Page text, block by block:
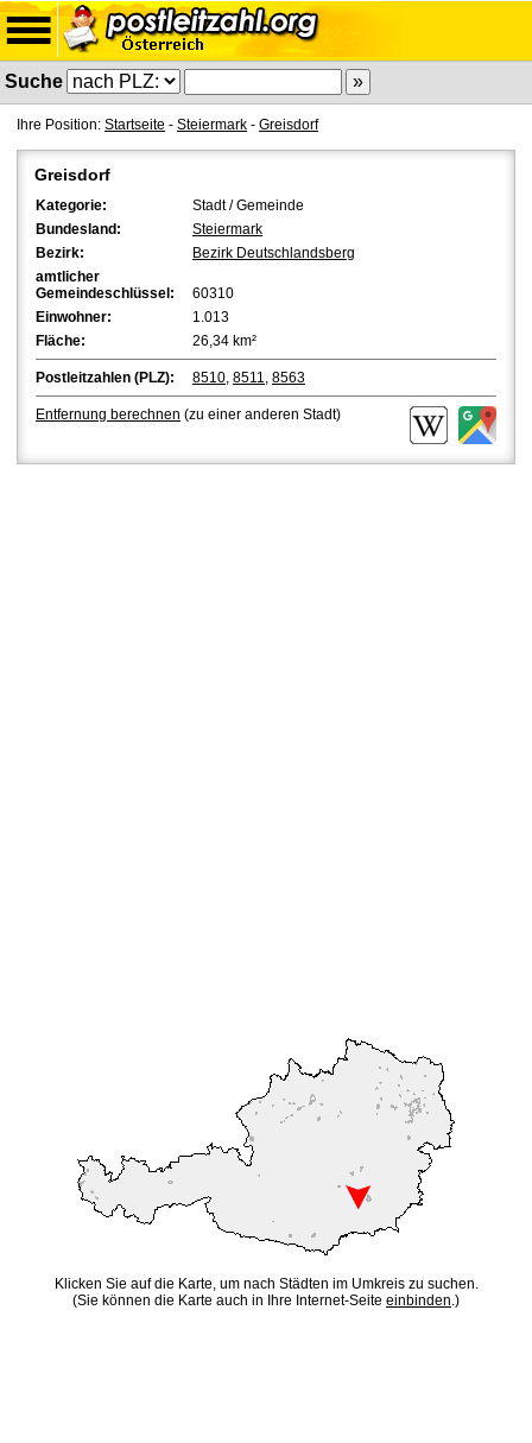
Suche
Ihre Position: Startseite - Steiermark - Greisdorf
Greisdorf
Kategorie:
Stadt / Gemeinde
Bundesland:
Steiermark
Bezirk:
Bezirk Deutschlandsberg
amtlicher
Gemeindeschlüssel:
60310
Einwohner:
1.013
Fläche:
26,34 km²
Postleitzahlen (PLZ): 8510, 8511, 8563
Entfernung berechnen (zu einer anderen Stadt)
Klicken Sie auf die Karte, um nach Städten im Umkreis zu suchen.
(Sie können die Karte auch in Ihre Internet-Seite einbinden.)